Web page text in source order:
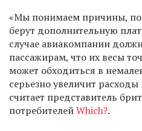
«Мы понимаем причины,
берут дополнительную
случае авиакомпании
пассажирам, что их весы
может обходиться в
серьезно увеличит расходы
считает представитель
потребителейWhich?.